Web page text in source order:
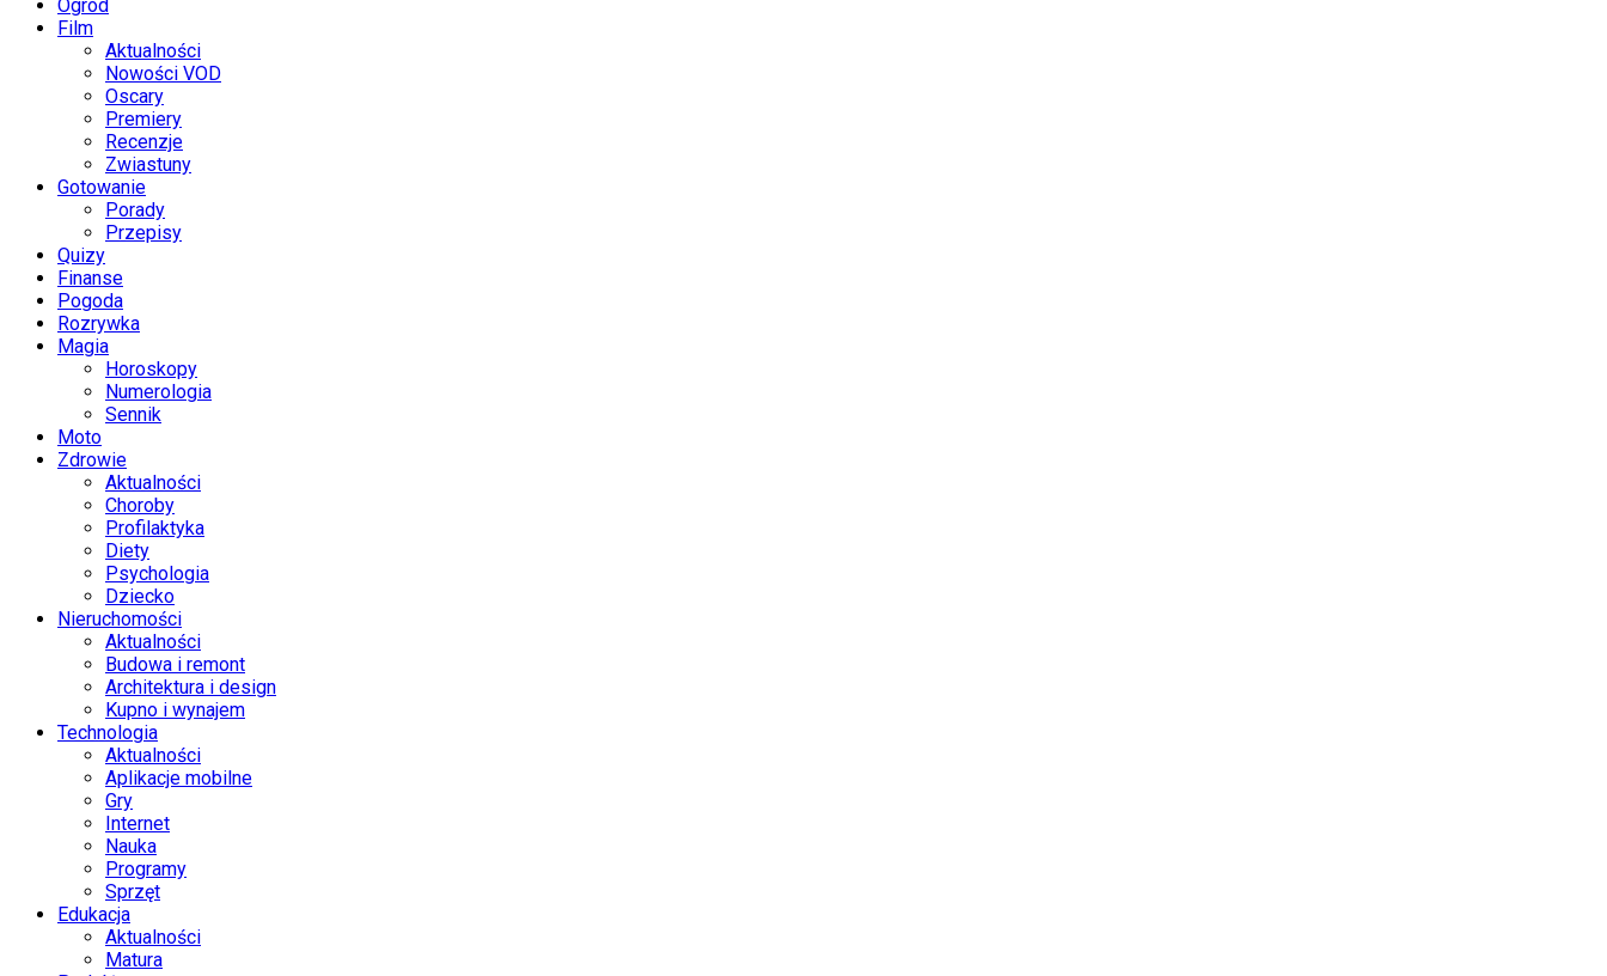
Ogród
Film
Aktualności
Nowości VOD
Oscary
Premiery
Recenzje
Zwiastuny
Gotowanie
Porady
Przepisy
Quizy
Finanse
Pogoda
Rozrywka
Magia
Horoskopy
Numerologia
Sennik
Moto
Zdrowie
Aktualności
Choroby
Profilaktyka
Diety
Psychologia
Dziecko
Nieruchomości
Aktualności
Budowa i remont
Architektura i design
Kupno i wynajem
Technologia
Aktualności
Aplikacje mobilne
Gry
Internet
Nauka
Programy
Sprzęt
Edukacja
Aktualności
Matura